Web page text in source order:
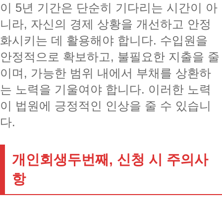
이 5년 기간은 단순히 기다리는 시간이 아
니라, 자신의 경제 상황을 개선하고 안정
화시키는 데 활용해야 합니다. 수입원을
안정적으로 확보하고, 불필요한 지출을 줄
이며, 가능한 범위 내에서 부채를 상환하
는 노력을 기울여야 합니다. 이러한 노력
이 법원에 긍정적인 인상을 줄 수 있습니
다.
개인회생두번째, 신청 시 주의사
항